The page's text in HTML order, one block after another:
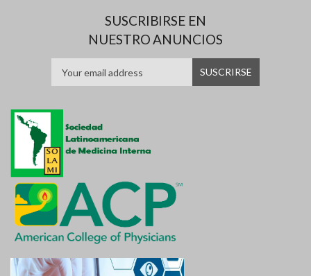
SUSCRIBIRSE EN
NUESTRO ANUNCIOS